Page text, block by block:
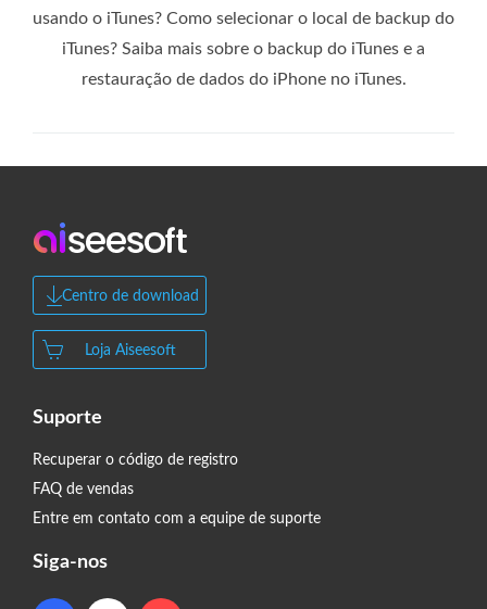
usando o iTunes? Como selecionar o local de backup do
iTunes? Saiba mais sobre o backup do iTunes e a
restauração de dados do iPhone no iTunes.
Centro de download
Loja Aiseesoft
Suporte
Recuperar o código de registro
FAQ de vendas
Entre em contato com a equipe de suporte
Siga-nos